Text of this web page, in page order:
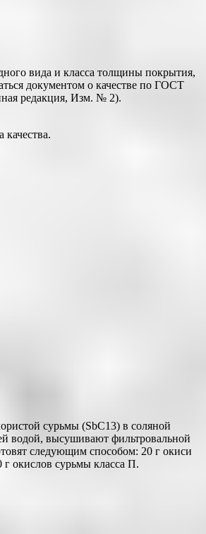
вида и класса толщины покрытия,
документом о качестве по ГОСТ
редакция, Изм. № 2).
качества.
сурьмы (SbС13) в соляной
водой, высушивают фильтровальной
следующим способом: 20 г окиси
окислов сурьмы класса П.